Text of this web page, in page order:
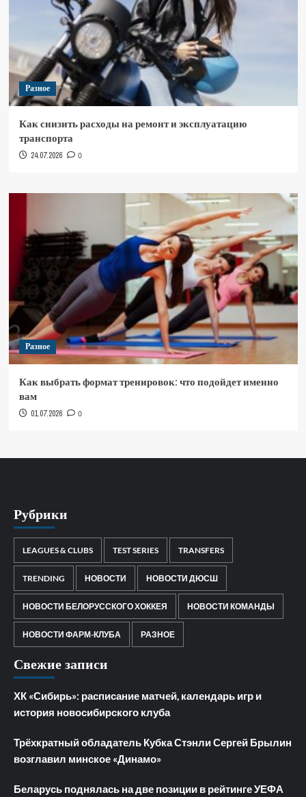
Разное
Как снизить расходы на ремонт и эксплуатацию
транспорта
24.07.2026 0
Разное
Как выбрать формат тренировок: что подойдет именно
вам
01.07.2026 0
Рубрики
LEAGUES & CLUBS TEST SERIES TRANSFERS
TRENDING НОВОСТИ НОВОСТИ ДЮСШ
НОВОСТИ БЕЛОРУССКОГО ХОККЕЯ НОВОСТИ КОМАНДЫ
НОВОСТИ ФАРМ-КЛУБА РАЗНОЕ
Свежие записи
ХК «Сибирь»: расписание матчей, календарь игр и
история новосибирского клуба
Трёхкратный обладатель Кубка Стэнли Сергей Брылин
возглавил минское «Динамо»
Беларусь поднялась на две позиции в рейтинге УЕФА